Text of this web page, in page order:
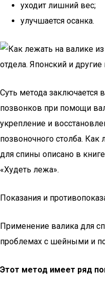
уходит лишний вес;
улучшается осанка.
Суть метода заключается
позвонков при помощи
укрепление и
позвоночного столба. Как
для спины описано в
«Худеть лежа».
Показания и
Применение валика для
проблемах с шейными и
Этот метод имеет ряд